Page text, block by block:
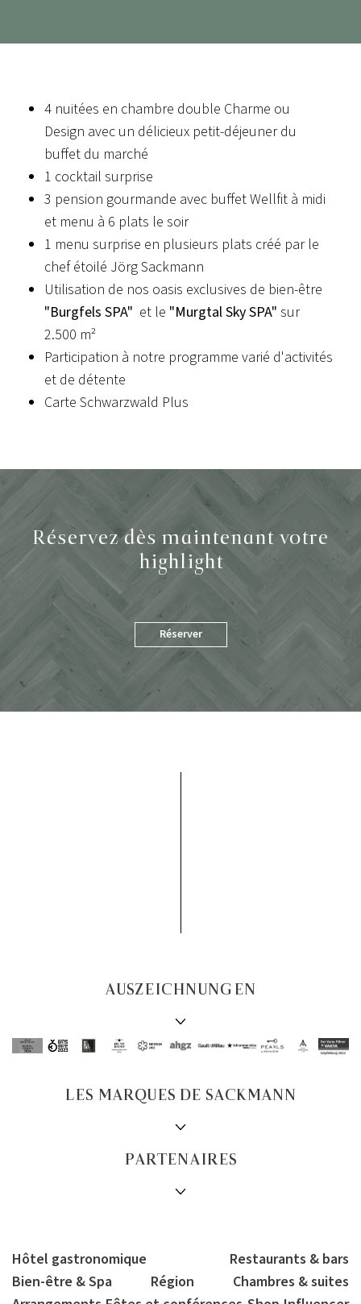
4 nuitées en chambre double Charme ou
Design avec un délicieux petit-déjeuner du
buffet du marché
1 cocktail surprise
3 pension gourmande avec buffet Wellfit à midi
et menu à 6 plats le soir
1 menu surprise en plusieurs plats créé par le
chef étoilé Jörg Sackmann
Utilisation de nos oasis exclusives de bien-être
"Burgfels SPA" et le "Murgtal Sky SPA" sur
2.500 m²
Participation à notre programme varié d'activités
et de détente
Carte Schwarzwald Plus
Réservez dès maintenant votre
highlight
Réserver
AUSZEICHNUNGEN
LES MARQUES DE SACKMANN
PARTENAIRES
Hôtel gastronomique
Restaurants & bars
Bien-être & Spa
Région
Chambres & suites